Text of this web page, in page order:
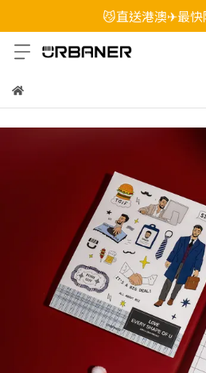
😼直送港澳✈最快